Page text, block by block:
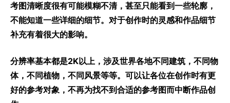
考图清晰度很有可能模糊不清，甚至只能看到一些轮廓，
不能知道一些详细的细节。对于创作时的灵感和作品细节
补充有着很大的影响。
分辨率基本都是2K以上，涉及世界各地不同建筑，不同物
体，不同植物，不同风景等等。可以让各位在创作时有更
好的参考对象，不再为找不到合适的参考图而中断作品创